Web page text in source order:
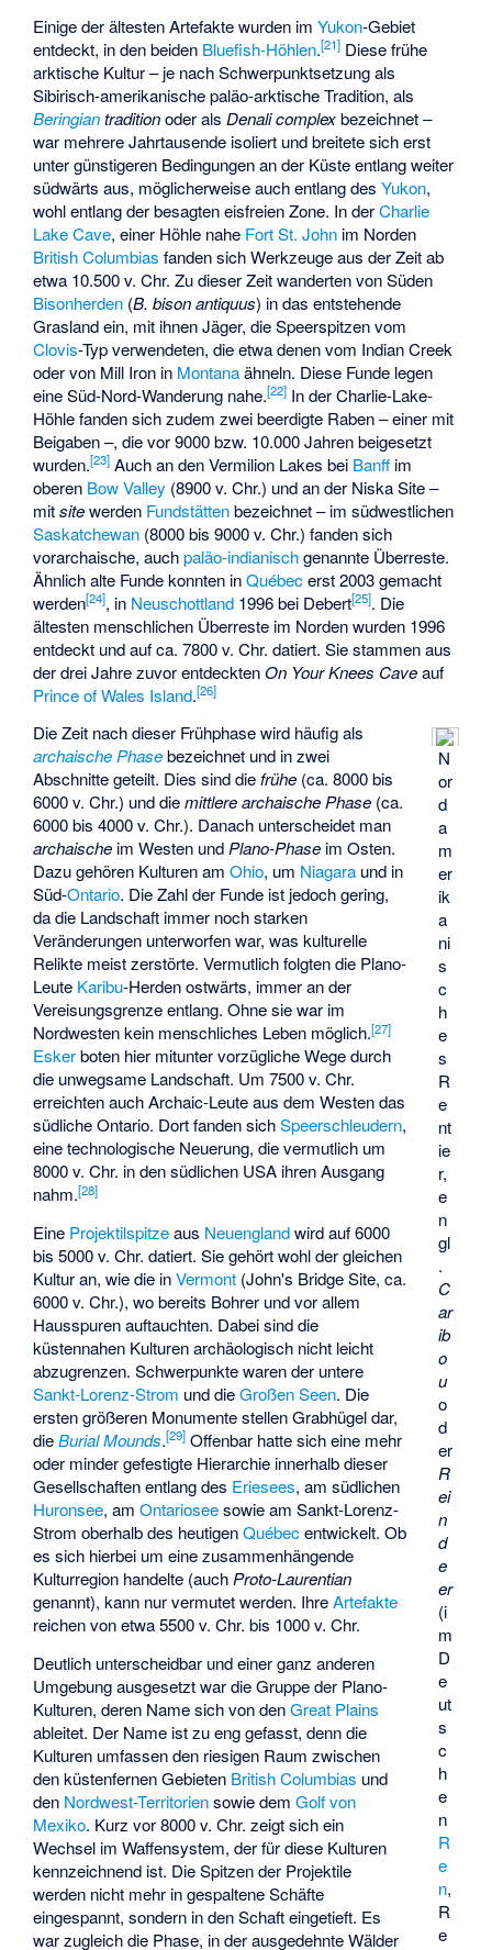
Einige der ältesten Artefakte wurden imYukon-Gebiet
entdeckt, in den beiden Bluefish-Höhlen.[21] Diese frühe
arktische Kultur – je nach Schwerpunktsetzung als
Sibirisch-amerikanische paläo-arktische Tradition, als
Beringiantraditionoder alsDenali complexbezeichnet –
war mehrere Jahrtausende isoliert und breitete sich erst
unter günstigeren Bedingungen an der Küste entlang weiter
südwärts aus, möglicherweise auch entlang desYukon,
wohl entlang der besagten eisfreien Zone. In derCharlie
Lake Cave, einer Höhle nahe Fort St. John im Norden
British Columbias fanden sich Werkzeuge aus der Zeit ab
etwa 10.500 v. Chr. Zu dieser Zeit wanderten von Süden
Bisonherden (B. bison antiquus) in das entstehende
Grasland ein, mit ihnen Jäger, die Speerspitzen vom
Clovis-Typ verwendeten, die etwa denen vom Indian Creek
oder von Mill Iron in Montanaähneln. Diese Funde legen
eine Süd-Nord-Wanderung nahe.[22] In der Charlie-Lake-
Höhle fanden sich zudem zwei beerdigte Raben – einer mit
Beigaben –, die vor 9000 bzw. 10.000 Jahren beigesetzt
wurden.[23] Auch an den Vermilion Lakes bei Banff im
oberen Bow Valley (8900 v. Chr.) und an der Niska Site –
mitsitewerden Fundstättenbezeichnet – im südwestlichen
Saskatchewan (8000 bis 9000 v. Chr.) fanden sich
vorarchaische, auchpaläo-indianischgenannte Überreste.
Ähnlich alte Funde konnten inQuébecerst 2003 gemacht
werden[24], in Neuschottland 1996bei Debert[25]. Die
ältesten menschlichen Überreste im Norden wurden 1996
entdeckt und auf ca. 7800 v. Chr. datiert. Sie stammen aus
der drei Jahre zuvor entdecktenOn Your Knees Caveauf
Prince of Wales Island.[26]
N
or
d
a
m
er
ik
a
ni
s
c
h
e
s
R
e
nt
ie
r,
e
n
gl
.
C
ar
ib
o
u
o
d
er
R
ei
n
d
e
er
(i
m
D
e
ut
s
c
h
e
n
R
e
n,
R
e
Die Zeit nach dieser Frühphase wird häufig als
archaische Phasebezeichnet und in zwei
Abschnitte geteilt. Dies sind diefrühe (ca. 8000 bis
6000 v. Chr.) und diemittlere archaische Phase (ca.
6000 bis 4000 v. Chr.). Danach unterscheidet man
archaische im Westen undPlano-Phase im Osten.
Dazu gehören Kulturen amOhio, um Niagara und in
Süd-Ontario. Die Zahl der Funde ist jedoch gering,
da die Landschaft immer noch starken
Veränderungen unterworfen war, was kulturelle
Relikte meist zerstörte. Vermutlich folgten die Plano-
Leute Karibu-Herden ostwärts, immer an der
Vereisungsgrenze entlang. Ohne sie war im
Nordwesten kein menschliches Leben möglich.[27]
Eskerboten hier mitunter vorzügliche Wege durch
die unwegsame Landschaft. Um 7500 v. Chr.
erreichten auch Archaic-Leute aus dem Westen das
südliche Ontario. Dort fanden sichSpeerschleudern,
eine technologische Neuerung, die vermutlich um
8000 v. Chr. in den südlichen USA ihren Ausgang
nahm.[28]
Eine Projektilspitzeaus Neuenglandwird auf 6000
bis 5000 v. Chr. datiert. Sie gehört wohl der gleichen
Kultur an, wie die inVermont (John's Bridge Site, ca.
6000 v. Chr.), wo bereits Bohrer und vor allem
Hausspuren auftauchten. Dabei sind die
küstennahen Kulturen archäologisch nicht leicht
abzugrenzen. Schwerpunkte waren der untere
Sankt-Lorenz-Strom und dieGroßen Seen. Die
ersten größeren Monumente stellen Grabhügel dar,
dieBurial Mounds.[29] Offenbar hatte sich eine mehr
oder minder gefestigte Hierarchie innerhalb dieser
Gesellschaften entlang des Eriesees, am südlichen
Huronsee, amOntarioseesowie am Sankt-Lorenz-
Strom oberhalb des heutigenQuébecentwickelt. Ob
es sich hierbei um eine zusammenhängende
Kulturregion handelte (auch Proto-Laurentian
genannt), kann nur vermutet werden. IhreArtefakte
reichen von etwa 5500 v. Chr. bis 1000 v. Chr.
Deutlich unterscheidbar und einer ganz anderen
Umgebung ausgesetzt war die Gruppe der Plano-
Kulturen, deren Name sich von denGreat Plains
ableitet. Der Name ist zu eng gefasst, denn die
Kulturen umfassen den riesigen Raum zwischen
den küstenfernen Gebieten British Columbias und
den Nordwest-Territoriensowie demGolf von
Mexiko. Kurz vor 8000 v. Chr. zeigt sich ein
Wechsel im Waffensystem, der für diese Kulturen
kennzeichnend ist. Die Spitzen der Projektile
werden nicht mehr in gespaltene Schäfte
eingespannt, sondern in den Schaft eingetieft. Es
war zugleich die Phase, in der ausgedehnte Wälder